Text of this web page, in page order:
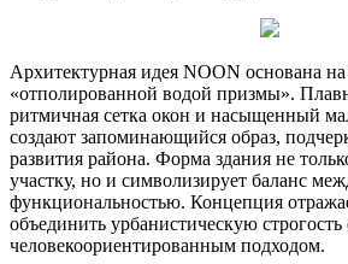
Архитектурная идея NOON основана
«отполированной водой призмы».
ритмичная сетка окон и насыщенный
создают запоминающийся образ,
развития района. Форма здания не
участку, но и символизирует баланс
функциональностью. Концепция
объединить урбанистическую строгость
человекоориентированным подходом.